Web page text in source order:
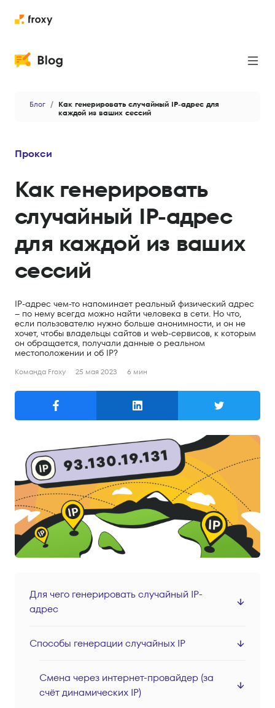
Новости
Приватность и безопасность
Антидетект
Русский
English
Русский
Резидентные прокси
Серверные прокси
Цены
Резидентные прокси
Мобильные прокси
Серверные прокси
Вход
Блог
Как генерировать случайный IP-адрес для
каждой из ваших сессий
Прокси
Как генерировать
случайный IP-адрес
для каждой из ваших
сессий
IP-адрес чем-то напоминает реальный физический адрес
– по нему всегда можно найти человека в сети. Но что,
если пользователю нужно больше анонимности, и он не
хочет, чтобы владельцы сайтов и web-сервисов, к которым
он обращается, получали данные о реальном
местоположении и об IP?
Команда Froxy 25 мая 2023 6 мин
Для чего генерировать случайный IP-
адрес
Способы генерации случайных IP
Смена через интернет-провайдер (за
счёт динамических IP)